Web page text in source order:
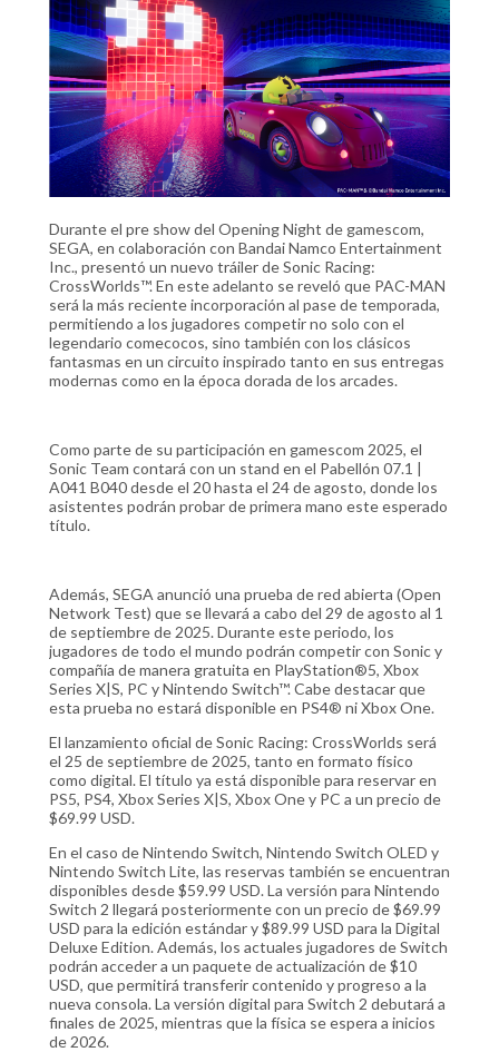
Durante el pre show del Opening Night de gamescom,
SEGA, en colaboración con Bandai Namco Entertainment
Inc., presentó un nuevo tráiler de Sonic Racing:
CrossWorlds™. En este adelanto se reveló que PAC-MAN
será la más reciente incorporación al pase de temporada,
permitiendo a los jugadores competir no solo con el
legendario comecocos, sino también con los clásicos
fantasmas en un circuito inspirado tanto en sus entregas
modernas como en la época dorada de los arcades.
Como parte de su participación en gamescom 2025, el
Sonic Team contará con un stand en el Pabellón 07.1 |
A041 B040 desde el 20 hasta el 24 de agosto, donde los
asistentes podrán probar de primera mano este esperado
título.
Además, SEGA anunció una prueba de red abierta (Open
Network Test) que se llevará a cabo del 29 de agosto al 1
de septiembre de 2025. Durante este periodo, los
jugadores de todo el mundo podrán competir con Sonic y
compañía de manera gratuita en PlayStation®5, Xbox
Series X|S, PC y Nintendo Switch™. Cabe destacar que
esta prueba no estará disponible en PS4® ni Xbox One.
El lanzamiento oficial de Sonic Racing: CrossWorlds será
el 25 de septiembre de 2025, tanto en formato físico
como digital. El título ya está disponible para reservar en
PS5, PS4, Xbox Series X|S, Xbox One y PC a un precio de
$69.99 USD.
En el caso de Nintendo Switch, Nintendo Switch OLED y
Nintendo Switch Lite, las reservas también se encuentran
disponibles desde $59.99 USD. La versión para Nintendo
Switch 2 llegará posteriormente con un precio de $69.99
USD para la edición estándar y $89.99 USD para la Digital
Deluxe Edition. Además, los actuales jugadores de Switch
podrán acceder a un paquete de actualización de $10
USD, que permitirá transferir contenido y progreso a la
nueva consola. La versión digital para Switch 2 debutará a
finales de 2025, mientras que la física se espera a inicios
de 2026.